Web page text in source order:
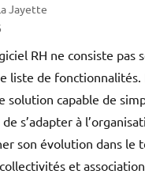
Jayette
RH ne consiste pas
liste de
solution capable de
s’adapter à
son évolution dans le
et